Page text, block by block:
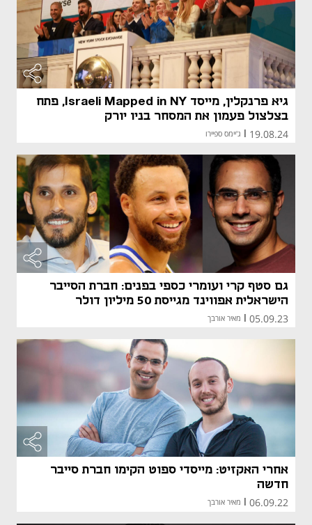
גיא פרנקלין, מייסד Israeli Mapped in NY, פתח
בצלצול פעמון את המסחר בניו יורק
19.08.24
| ג'יימס ספיירו
גם סטף קרי ועומרי כספי בפנים: חברת הסייבר
הישראלית אפווינד מגייסת 50 מיליון דולר
05.09.23
| מאיר אורבך
אחרי האקזיט: מייסדי ספוט הקימו חברת סייבר
חדשה
06.09.22 מאיר אורבך